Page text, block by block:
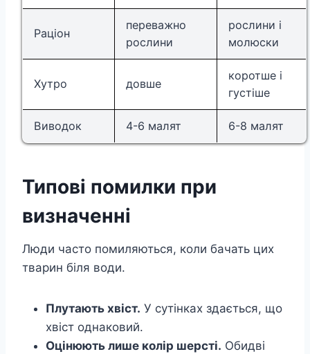
Раціон
переважно
рослини
рослини і
молюски
Хутро довше
коротше і
густіше
Виводок 4-6 малят 6-8 малят
Типові помилки при
визначенні
Люди часто помиляються, коли бачать цих
тварин біля води.
Плутають хвіст. У сутінках здається, що
хвіст однаковий.
Оцінюють лише колір шерсті. Обидві